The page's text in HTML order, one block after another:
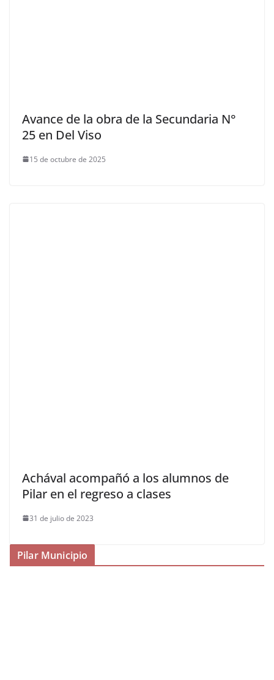
Avance de la obra de la Secundaria N°
25 en Del Viso
15 de octubre de 2025
Achával acompañó a los alumnos de
Pilar en el regreso a clases
31 de julio de 2023
Pilar Municipio